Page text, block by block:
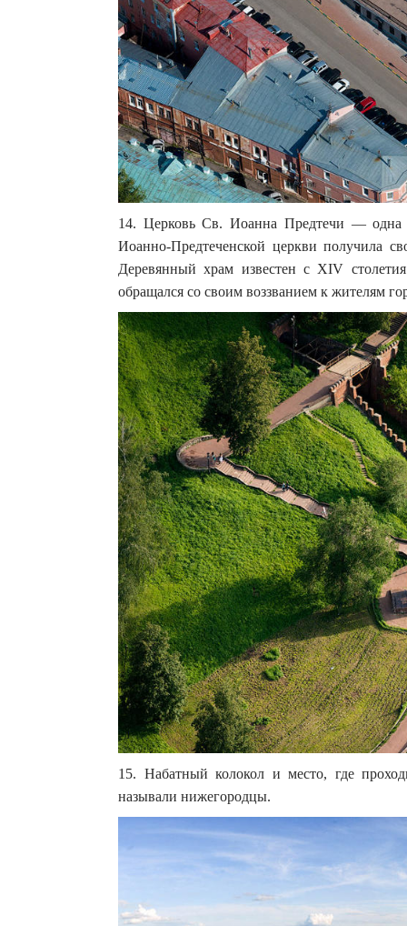
14. Церковь Св. Иоанна Предтечи —
Иоанно-Предтеченской церкви получила
Деревянный храм известен с XIV
обращался со своим воззванием к жителям
15. Набатный колокол и место, где
называли нижегородцы.